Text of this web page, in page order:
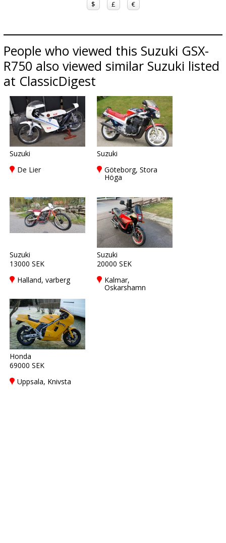
$ £ €
People who viewed this Suzuki GSX-
R750 also viewed similar Suzuki listed
at ClassicDigest
Suzuki
De Lier
Suzuki
Göteborg, Stora
Höga
Suzuki
13000 SEK
Halland, varberg
Suzuki
20000 SEK
Kalmar,
Oskarshamn
Honda
69000 SEK
Uppsala, Knivsta